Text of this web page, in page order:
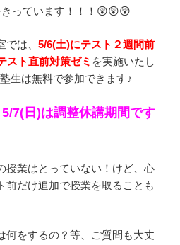
っています！！！😲😲😲
では、5/6(土)にテスト２週間前
スト直前対策ゼミ を実施いたし
生は無料で参加できます♪
7(日)は調整休講期間です
授業はとっていない！けど、心
前だけ追加で授業を取ることも
何をするの？等、ご質問も大丈